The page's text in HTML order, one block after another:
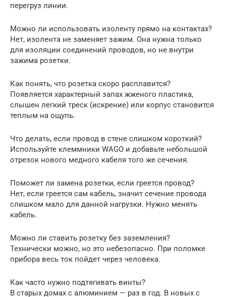
перегруз линии.
Можно ли использовать изоленту прямо на контактах?
Нет, изолента не заменяет зажим. Она нужна только
для изоляции соединений проводов, но не внутри
зажима розетки.
Как понять, что розетка скоро расплавится?
Появляется характерный запах жженого пластика,
слышен легкий треск (искрение) или корпус становится
теплым на ощупь.
Что делать, если провод в стене слишком короткий?
Используйте клеммники WAGO и добавьте небольшой
отрезок нового медного кабеля того же сечения.
Поможет ли замена розетки, если греется провод?
Нет, если греется сам кабель, значит сечение провода
слишком мало для данной нагрузки. Нужно менять
кабель.
Можно ли ставить розетку без заземления?
Технически можно, но это небезопасно. При поломке
прибора весь ток пойдет через человека.
Как часто нужно подтягивать винты?
В старых домах с алюминием — раз в год. В новых с